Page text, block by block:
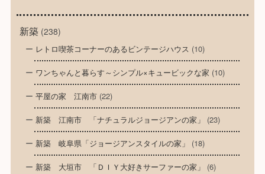
新築(238)
レトロ喫茶コーナーのあるビンテージハウス (10)
ワンちゃんと暮らす～シンプル×キュービックな家 (10)
平屋の家 江南市(22)
新築 江南市 「ナチュラルジョージアンの家」 (23)
新築 岐阜県「ジョージアンスタイルの家」 (18)
新築 大垣市 「ＤＩＹ大好きサーファーの家」 (6)